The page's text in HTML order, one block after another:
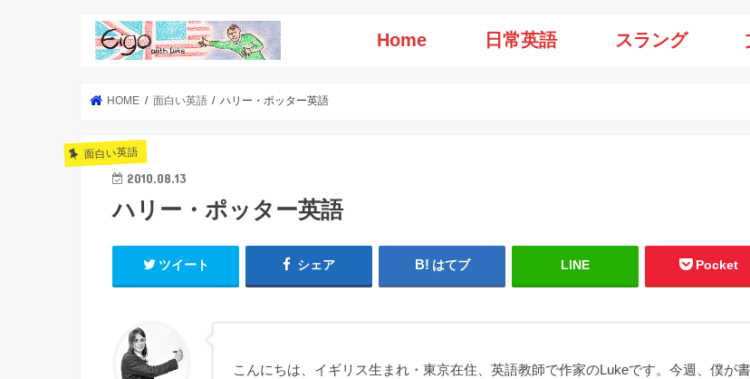
Home 日常英語 スラング
HOME 面白い英語 ハリー・ポッター英語
面白い英語
2010.08.13
ハリー・ポッター英語
ツイート シェア はてブ LINE Pocket
こんにちは、イギリス生まれ・東京在住、英語教師で作家のLukeです。今週、僕が書